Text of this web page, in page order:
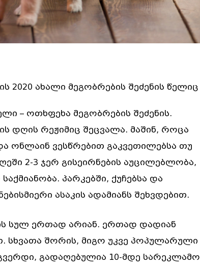
2020 ახალი მეგობრების შეძენის წელიც
– ოთხფეხა მეგობრების შეძენის.
დღის რეჟიმიც შეცვალა. მაშინ, როცა
ონლაინ ვესწრებით გაკვეთილებსა თუ
2-3 ჯერ გისეირნების აუცილებლობა,
პარკებში, ქუჩებსა და
ასაკის ადამიანს შეხვდებით.
სულ ერთად არიან. ერთად დადიან
სხვათა შორის, მიგო უკვე პოპულარული
გადაღებულია 10-მდე სარეკლამო